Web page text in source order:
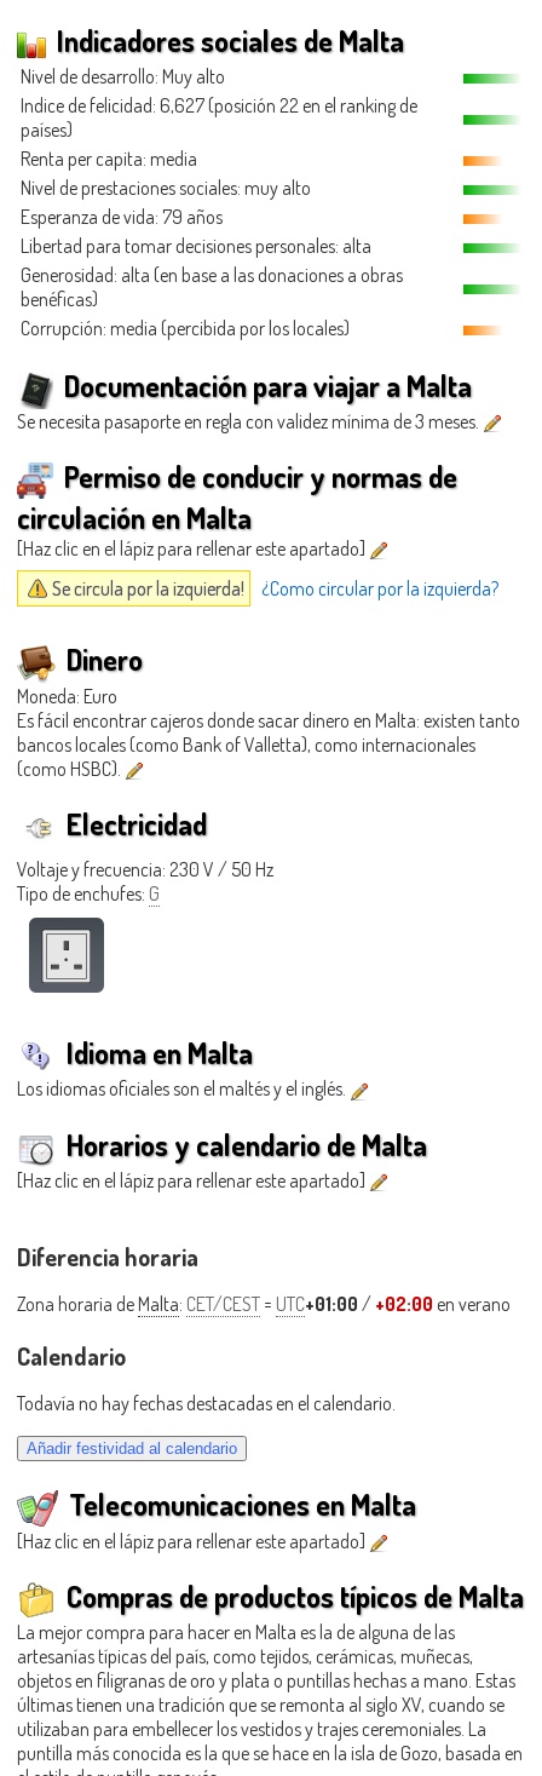
Indicadores sociales de Malta
Nivel de desarrollo: Muy alto
Indice de felicidad: 6,627 (posición 22 en el ranking de
países)
Renta per capita: media
Nivel de prestaciones sociales: muy alto
Esperanza de vida: 79 años
Libertad para tomar decisiones personales: alta
Generosidad: alta (en base a las donaciones a obras
benéficas)
Corrupción: media (percibida por los locales)
Documentación para viajar a Malta
Se necesita pasaporte en regla con validez mínima de 3 meses.
Permiso de conducir y normas de
circulación en Malta
[Haz clic en el lápiz para rellenar este apartado]
Se circula por la izquierda!
¿Como circular por la izquierda?
Dinero
Moneda: Euro
Es fácil encontrar cajeros donde sacar dinero en Malta: existen tanto
bancos locales (como Bank of Valletta), como internacionales
(como HSBC).
Electricidad
Voltaje y frecuencia: 230 V / 50 Hz
Tipo de enchufes: G
Idioma en Malta
Los idiomas oficiales son el maltés y el inglés.
Horarios y calendario de Malta
[Haz clic en el lápiz para rellenar este apartado]
Diferencia horaria
Zona horaria de Malta: CET/CEST = UTC+01:00 / +02:00 en verano
Calendario
Todavía no hay fechas destacadas en el calendario.
Telecomunicaciones en Malta
[Haz clic en el lápiz para rellenar este apartado]
Compras de productos típicos de Malta
La mejor compra para hacer en Malta es la de alguna de las
artesanías típicas del país, como tejidos, cerámicas, muñecas,
objetos en filigranas de oro y plata o puntillas hechas a mano. Estas
últimas tienen una tradición que se remonta al siglo XV, cuando se
utilizaban para embellecer los vestidos y trajes ceremoniales. La
puntilla más conocida es la que se hace en la isla de Gozo, basada en